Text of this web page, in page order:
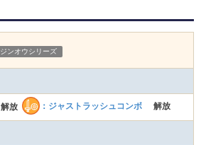
ジンオウシリーズ
解放 ：ジャストラッシュコンボ 解放